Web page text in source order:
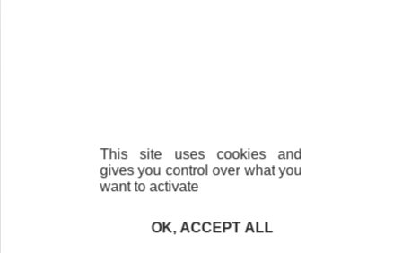
This site uses cookies and
gives you control over what you
want to activate
OK, ACCEPT ALL